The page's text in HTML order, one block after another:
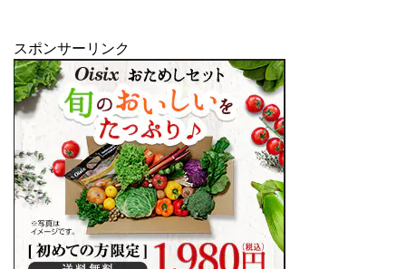
スポンサーリンク